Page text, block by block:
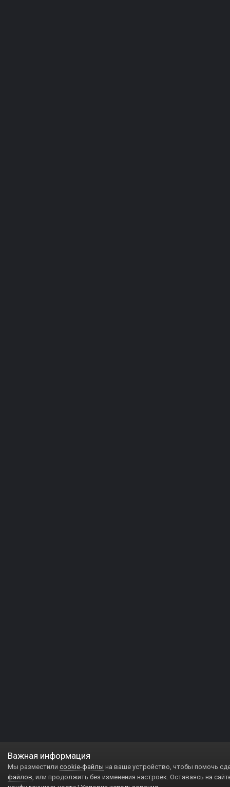
Важная информация
Мы разместили cookie-файлы на ваше устройство, чтобы помочь
файлов, или продолжить без изменения настроек. Оставаясь на